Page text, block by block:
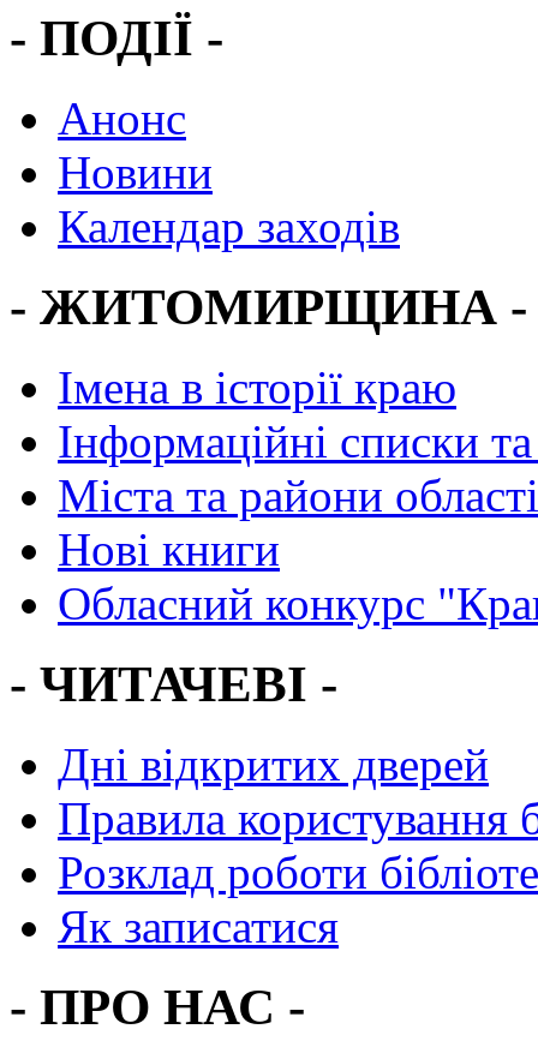
- ПОДІЇ -
Анонс
Новини
Календар заходів
- ЖИТОМИРЩИНА -
Імена в історії краю
Інформаційні списки
Міста та райони області
Нові книги
Обласний конкурс
- ЧИТАЧЕВІ -
Дні відкритих дверей
Правила користування
Розклад роботи
Як записатися
- ПРО НАС -